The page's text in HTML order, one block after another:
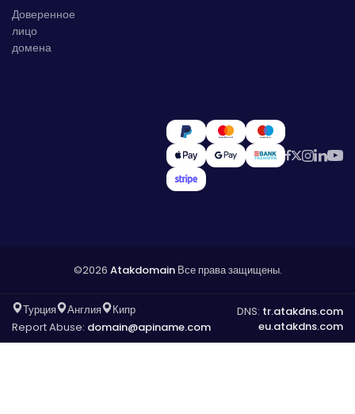
Доверенное
лицо
домена
©2026 AtakdomainВсе права защищены.
Турция Англия
Кипр
Report Abuse: domain@apiname.com
DNS: tr.atakdns.com
eu.atakdns.com